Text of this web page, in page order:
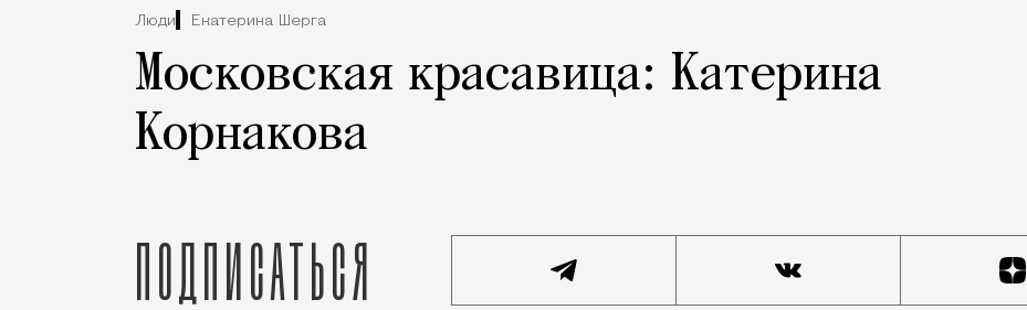
Люди Екатерина Шерга
Московская красавица: Катерина
Корнакова
Подписаться